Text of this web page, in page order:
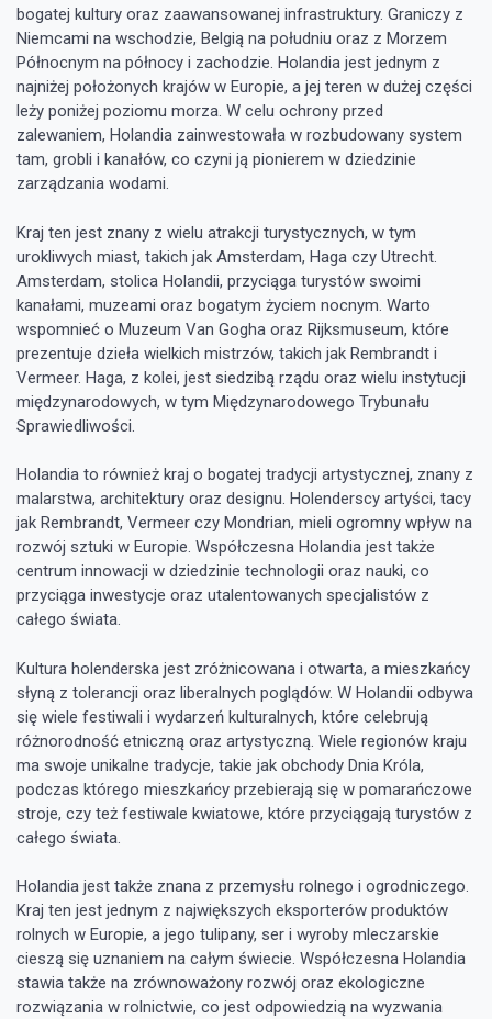
bogatej kultury oraz zaawansowanej infrastruktury. Graniczy z
Niemcami na wschodzie, Belgią na południu oraz z Morzem
Północnym na północy i zachodzie. Holandia jest jednym z
najniżej położonych krajów w Europie, a jej teren w dużej części
leży poniżej poziomu morza. W celu ochrony przed
zalewaniem, Holandia zainwestowała w rozbudowany system
tam, grobli i kanałów, co czyni ją pionierem w dziedzinie
zarządzania wodami.
Kraj ten jest znany z wielu atrakcji turystycznych, w tym
urokliwych miast, takich jak Amsterdam, Haga czy Utrecht.
Amsterdam, stolica Holandii, przyciąga turystów swoimi
kanałami, muzeami oraz bogatym życiem nocnym. Warto
wspomnieć o Muzeum Van Gogha oraz Rijksmuseum, które
prezentuje dzieła wielkich mistrzów, takich jak Rembrandt i
Vermeer. Haga, z kolei, jest siedzibą rządu oraz wielu instytucji
międzynarodowych, w tym Międzynarodowego Trybunału
Sprawiedliwości.
Holandia to również kraj o bogatej tradycji artystycznej, znany z
malarstwa, architektury oraz designu. Holenderscy artyści, tacy
jak Rembrandt, Vermeer czy Mondrian, mieli ogromny wpływ na
rozwój sztuki w Europie. Współczesna Holandia jest także
centrum innowacji w dziedzinie technologii oraz nauki, co
przyciąga inwestycje oraz utalentowanych specjalistów z
całego świata.
Kultura holenderska jest zróżnicowana i otwarta, a mieszkańcy
słyną z tolerancji oraz liberalnych poglądów. W Holandii odbywa
się wiele festiwali i wydarzeń kulturalnych, które celebrują
różnorodność etniczną oraz artystyczną. Wiele regionów kraju
ma swoje unikalne tradycje, takie jak obchody Dnia Króla,
podczas którego mieszkańcy przebierają się w pomarańczowe
stroje, czy też festiwale kwiatowe, które przyciągają turystów z
całego świata.
Holandia jest także znana z przemysłu rolnego i ogrodniczego.
Kraj ten jest jednym z największych eksporterów produktów
rolnych w Europie, a jego tulipany, ser i wyroby mleczarskie
cieszą się uznaniem na całym świecie. Współczesna Holandia
stawia także na zrównoważony rozwój oraz ekologiczne
rozwiązania w rolnictwie, co jest odpowiedzią na wyzwania